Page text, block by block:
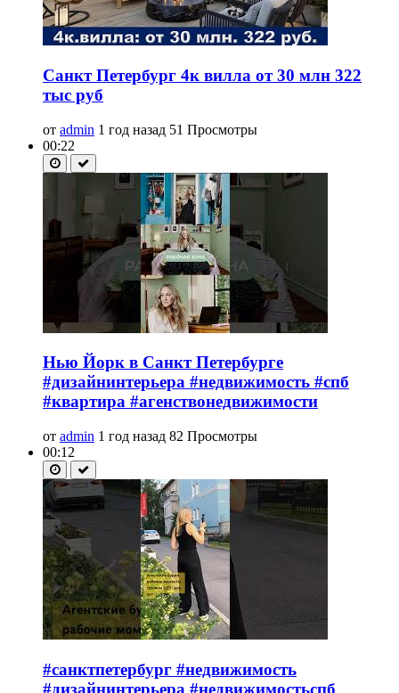
Санкт Петербург 4к вилла от 30 млн 322
тыс руб
от admin 1 год назад 51 Просмотры
00:22
Нью Йорк в Санкт Петербурге
#дизайнинтерьера #недвижимость #спб
#квартира #агенствонедвижимости
от admin 1 год назад 82 Просмотры
00:12
#санктпетербург #недвижимость
#дизайнинтерьера #недвижимостьспб